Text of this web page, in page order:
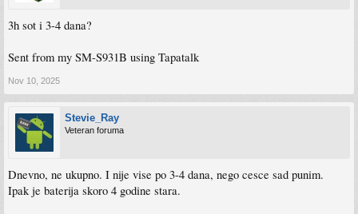
3h sot i 3-4 dana?
Sent from my SM-S931B using Tapatalk
Nov 10, 2025
Stevie_Ray
Veteran foruma
Dnevno, ne ukupno. I nije vise po 3-4 dana, nego cesce sad punim.
Ipak je baterija skoro 4 godine stara.